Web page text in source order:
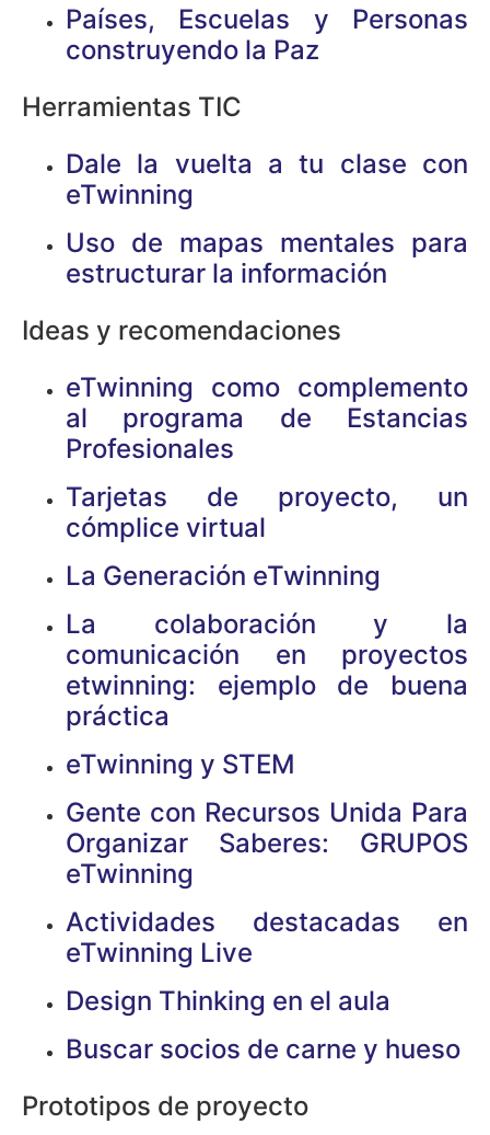
Países, Escuelas y Personas
construyendo la Paz
Herramientas TIC
Dale la vuelta a tu clase con
eTwinning
Uso de mapas mentales para
estructurar la información
Ideas y recomendaciones
eTwinning como complemento
al programa de Estancias
Profesionales
Tarjetas de proyecto, un
cómplice virtual
La Generación eTwinning
La colaboración y la
comunicación en proyectos
etwinning: ejemplo de buena
práctica
eTwinning y STEM
Gente con Recursos Unida Para
Organizar Saberes: GRUPOS
eTwinning
Actividades destacadas en
eTwinning Live
Design Thinking en el aula
Buscar socios de carne y hueso
Prototipos de proyecto